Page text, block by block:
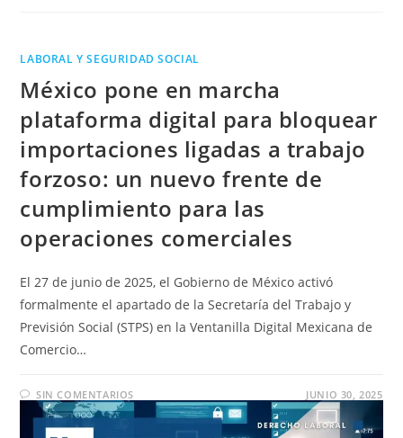
LABORAL Y SEGURIDAD SOCIAL
México pone en marcha
plataforma digital para bloquear
importaciones ligadas a trabajo
forzoso: un nuevo frente de
cumplimiento para las
operaciones comerciales
El 27 de junio de 2025, el Gobierno de México activó
formalmente el apartado de la Secretaría del Trabajo y
Previsión Social (STPS) en la Ventanilla Digital Mexicana de
Comercio…
SIN COMENTARIOS JUNIO 30, 2025